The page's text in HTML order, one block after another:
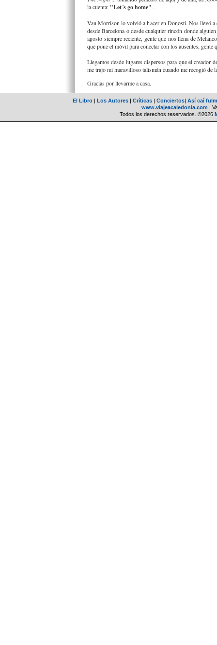
la cuenta: "Let´s go home" .
Van Morrison lo volvió a hacer en Donosti. Nos llevó a
desde Barcelona o desde cualquier rincón donde
agosto siempre reciente, gente que nos llena de
que pone el móvil para conectar con los ausentes, gente
Llegamos desde lugares dispersos para que el creador
me trajo mi maravilloso talismán cuando me recogió de
Gracias por llevarme a casa.
El Libro | Los Autores | Críticas | Conciertos| Así caí
www.viajeacaledonia.com |
Todos los derechos reservados. ©2026